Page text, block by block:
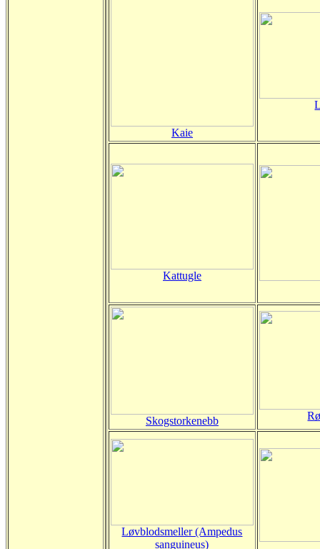
Kaie
Kattugle
Skogstorkenebb
Løvblodsmeller (Ampedus
sanguineus)